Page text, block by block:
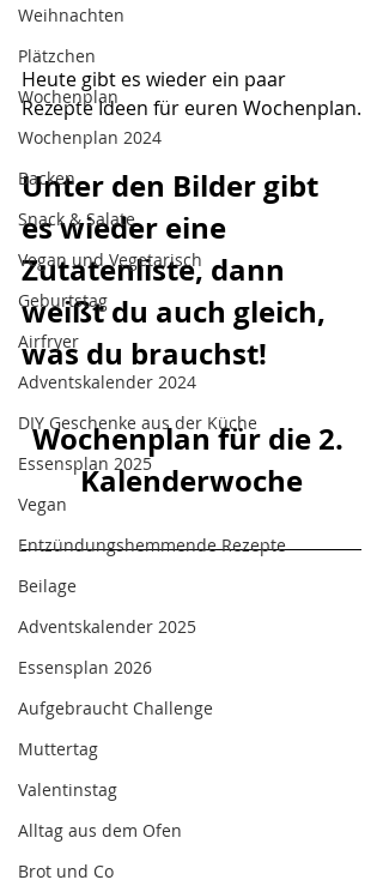
Weihnachten
Plätzchen
Wochenplan
Wochenplan 2024
Backen
Snack & Salate
Vegan und Vegetarisch
Geburtstag
Airfryer
Adventskalender 2024
DIY Geschenke aus der Küche
Essensplan 2025
Vegan
Entzündungshemmende Rezepte
Beilage
Adventskalender 2025
Essensplan 2026
Aufgebraucht Challenge
Muttertag
Valentinstag
Alltag aus dem Ofen
Brot und Co
Heute gibt es wieder ein paar
Rezepte Ideen für euren Wochenplan.
Unter den Bilder gibt
es wieder eine
Zutatenliste, dann
weißt du auch gleich,
was du brauchst!
Wochenplan für die 2.
Kalenderwoche